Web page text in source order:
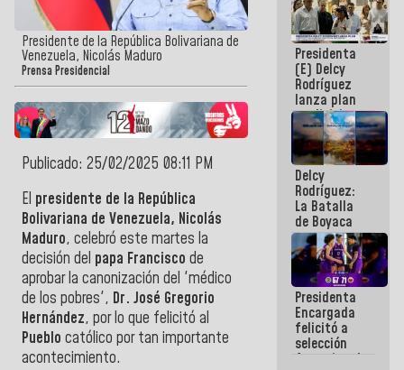
Presidente de la República Bolivariana de
Venezuela, Nicolás Maduro
Prensa Presidencial
Publicado: 25/02/2025 08:11 PM
El presidente de la República
Bolivariana de Venezuela, Nicolás
Maduro, celebró este martes la
decisión del papa Francisco de
aprobar la canonización del 'médico
de los pobres', Dr. José Gregorio
Hernández, por lo que felicitó al
Pueblo católico por tan importante
acontecimiento.
con planes
para
atención de
emergencia
sísmica en
la última
semana
Presidenta
(E) Delcy
Rodríguez
lanza plan
crediticio
con subsidio
a Juntas de
Condominio
Delcy
Rodríguez:
La Batalla
de Boyaca
representa
un capítulo
decisivo en
la gesta
emancipadora
de nuestra
América
Presidenta
Encargada
felicitó a
selección
femenina de